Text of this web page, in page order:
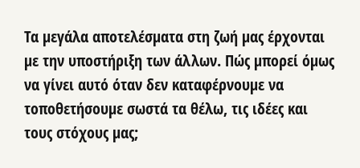
Τα μεγάλα αποτελέσματα στη ζωή μας έρχονται
με την υποστήριξη των άλλων. Πώς μπορεί όμως
να γίνει αυτό όταν δεν καταφέρνουμε να
τοποθετήσουμε σωστά τα θέλω, τις ιδέες και
τους στόχους μας;